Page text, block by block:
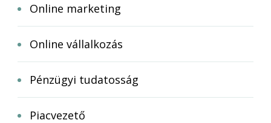
Online marketing
Online vállalkozás
Pénzügyi tudatosság
Piacvezető